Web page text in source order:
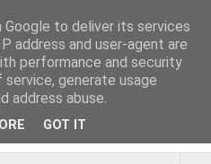
to deliver its services
address and user-agent are
performance and security
generate usage
address abuse.
GOT IT